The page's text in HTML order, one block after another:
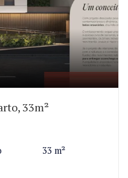
33m²
33 m²